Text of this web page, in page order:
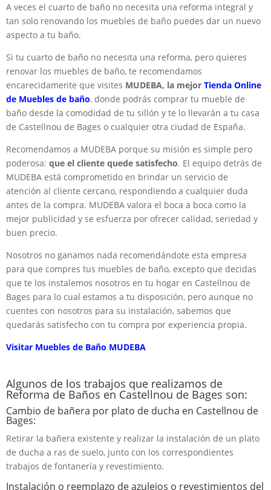
A veces el cuarto de baño no necesita una reforma integral y
tan solo renovando los muebles de baño puedes dar un nuevo
aspecto a tu baño.
Si tu cuarto de baño no necesita una reforma, pero quieres
renovar los muebles de baño, te recomendamos
encarecidamente que visites MUDEBA, la mejor Tienda Online
de Muebles de baño, donde podrás comprar tu mueble de
baño desde la comodidad de tu sillón y te lo llevarán a tu casa
de Castellnou de Bages o cualquier otra ciudad de España.
Recomendamos a MUDEBA porque su misión es simple pero
poderosa: que el cliente quede satisfecho. El equipo detrás de
MUDEBA está comprometido en brindar un servicio de
atención al cliente cercano, respondiendo a cualquier duda
antes de la compra. MUDEBA valora el boca a boca como la
mejor publicidad y se esfuerza por ofrecer calidad, seriedad y
buen precio.
Nosotros no ganamos nada recomendándote esta empresa
para que compres tus muebles de baño, excepto que decidas
que te los instalemos nosotros en tu hogar en Castellnou de
Bages para lo cual estamos a tu disposición, pero aunque no
cuentes con nosotros para su instalación, sabemos que
quedarás satisfecho con tu compra por experiencia propia.
Visitar Muebles de Baño MUDEBA
Algunos de los trabajos que realizamos de
Reforma de Baños en Castellnou de Bages son:
Cambio de bañera por plato de ducha en Castellnou de
Bages:
Retirar la bañera existente y realizar la instalación de un plato
de ducha a ras de suelo, junto con los correspondientes
trabajos de fontanería y revestimiento.
Instalación o reemplazo de azulejos o revestimientos del